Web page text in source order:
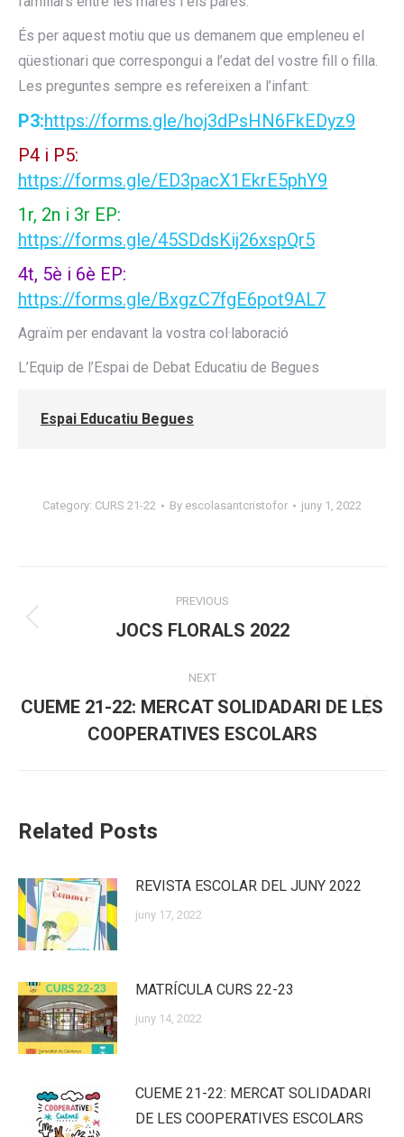
És per aquest motiu que us demanem que empleneu el
qüestionari que correspongui a l’edat del vostre fill o filla.
Les preguntes sempre es refereixen a l’infant:
P3:https://forms.gle/hoj3dPsHN6FkEDyz9
P4 i P5:
https://forms.gle/ED3pacX1EkrE5phY9
1r, 2n i 3r EP:
https://forms.gle/45SDdsKij26xspQr5
4t, 5è i 6è EP:
https://forms.gle/BxgzC7fgE6pot9AL7
Agraïm per endavant la vostra col·laboració
L’Equip de l’Espai de Debat Educatiu de Begues
Espai Educatiu Begues
Category: CURS 21-22 By escolasantcristofor juny 1, 2022
navigation
PREVIOUS
Previous
JOCS FLORALS 2022
NEXT
Next
post:
CUEME 21-22: MERCAT SOLIDADARI DE LES
COOPERATIVES ESCOLARS
Related Posts
REVISTA ESCOLAR DEL JUNY 2022
juny 17, 2022
MATRÍCULA CURS 22-23
juny 14, 2022
CUEME 21-22: MERCAT SOLIDADARI
DE LES COOPERATIVES ESCOLARS